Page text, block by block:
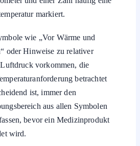
markiert.
wie „Vor Wärme und
oder Hinweise zu relativer
vorkommen, die
betrachtet
ist, immer den
aus allen Symbolen
bevor ein Medizinprodukt
wird.